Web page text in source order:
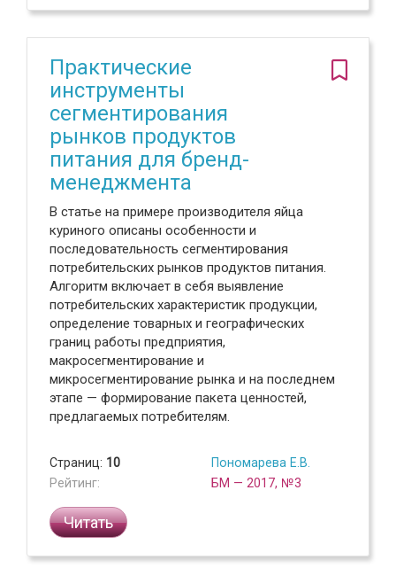
Практические
инструменты
сегментирования
рынков продуктов
питания для бренд-
менеджмента
В статье на примере производителя яйца
куриного описаны особенности и
последовательность сегментирования
потребительских рынков продуктов питания.
Алгоритм включает в себя выявление
потребительских характеристик продукции,
определение товарных и географических
границ работы предприятия,
макросегментирование и
микросегментирование рынка и на последнем
этапе — формирование пакета ценностей,
предлагаемых потребителям.
Страниц: 10
Рейтинг:
Пономарева Е.В.
БМ — 2017, №3
Читать